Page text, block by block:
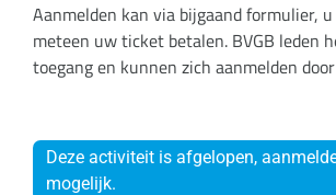
Aanmelden kan via bijgaand formulier,
meteen uw ticket betalen. BVGB leden
toegang en kunnen zich aanmelden
Deze activiteit is afgelopen,
mogelijk.